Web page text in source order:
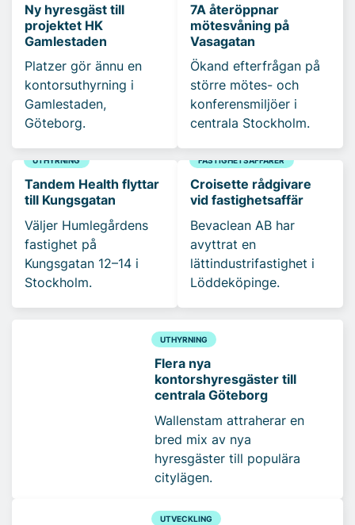
Ny hyresgäst till
projektet HK
Gamlestaden
Platzer gör ännu en
kontorsuthyrning i
Gamlestaden,
Göteborg.
7A återöppnar
mötesvåning på
Vasagatan
Ökand efterfrågan på
större mötes- och
konferensmiljöer i
centrala Stockholm.
UTHYRNING
Tandem Health flyttar
till Kungsgatan
Väljer Humlegårdens
fastighet på
Kungsgatan 12–14 i
Stockholm.
FASTIGHETSAFFÄRER
Croisette rådgivare
vid fastighetsaffär
Bevaclean AB har
avyttrat en
lättindustrifastighet i
Löddeköpinge.
UTHYRNING
Flera nya
kontorshyresgäster till
centrala Göteborg
Wallenstam attraherar en
bred mix av nya
hyresgäster till populära
citylägen.
UTVECKLING